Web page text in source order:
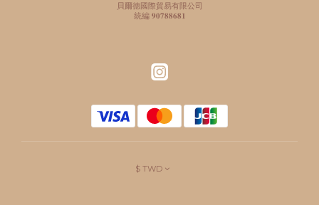
貝爾德國際貿易有限公司
統編 𝟗𝟎𝟕𝟖𝟖𝟔𝟖𝟏
$ TWD